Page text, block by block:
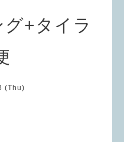
+タイラ
(Thu)